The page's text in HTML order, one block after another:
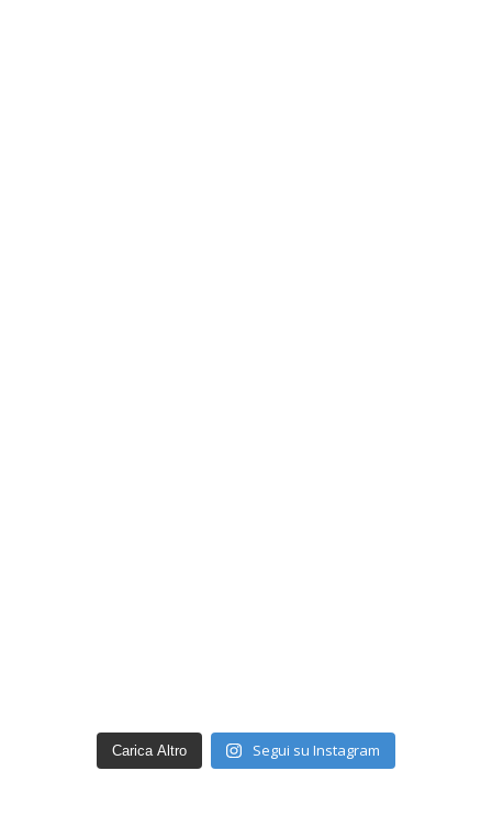
Carica Altro Segui su Instagram